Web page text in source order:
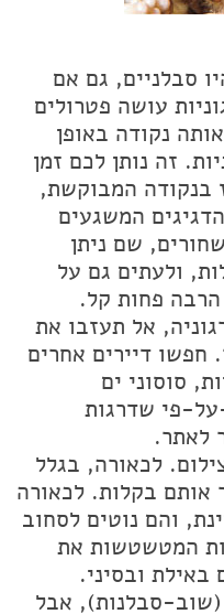
סבלניים, גם אם
עושה פטרולים
נקודה באופן
זה נותן לכם זמן
בנקודה המבוקשת,
המשגעים
שם ניתן
ולעתים גם על
פחות קל.
אל תעזבו את
חפשו דיירים אחרים
סוסוני ים
על-פי שדרגות
לאתר.
לכאורה, בגלל
אותם בקלות. לכאורה
והם נוטים לסחוב
המטשטשות את
ובסיני.
(שוב-סבלנות), אבל